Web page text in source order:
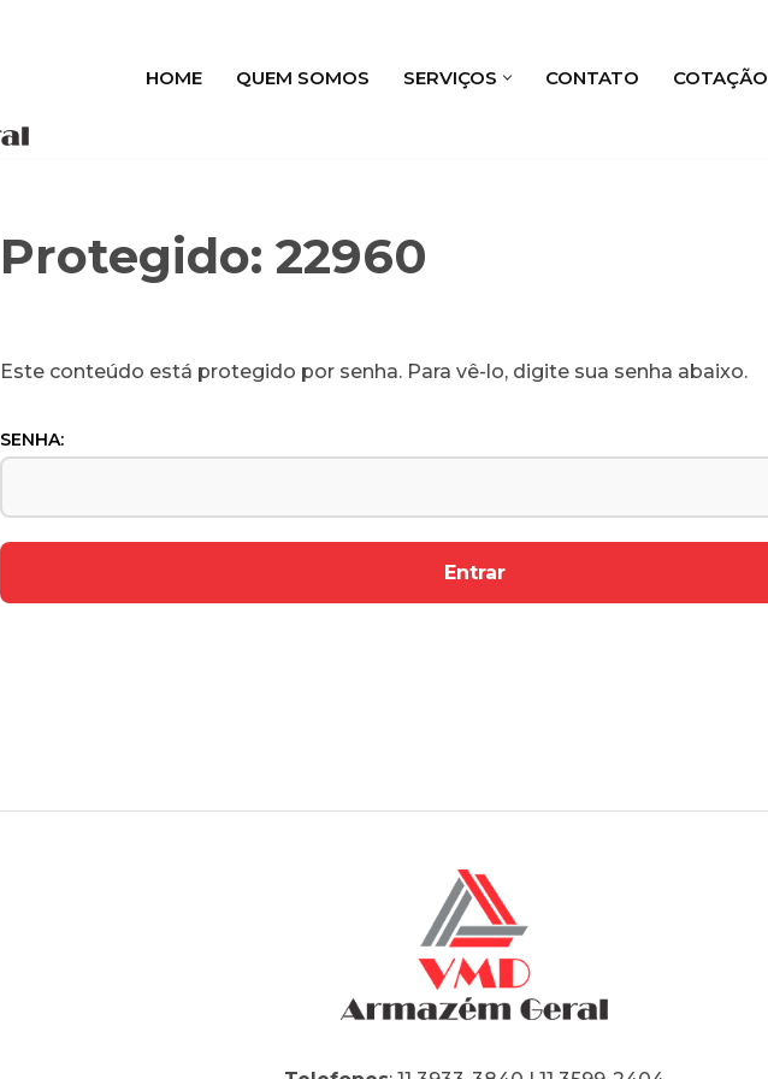
HOME QUEM SOMOS SERVIÇOS CONTATO COTAÇÃO
Protegido: 22960
Este conteúdo está protegido por senha. Para vê-lo, digite sua senha abaixo.
SENHA: